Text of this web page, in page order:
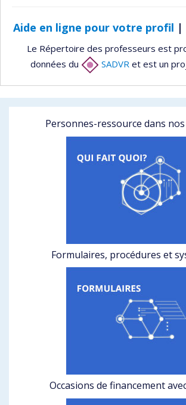
Aide en ligne pour votre profil |
Le Répertoire des professeurs est
données du
SADVR et est un
Personnes-ressource dans
Formulaires, procédures et
Occasions de financement